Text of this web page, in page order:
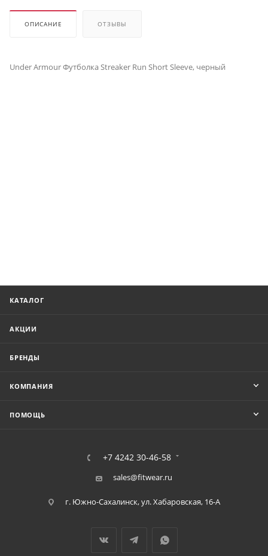
ОПИСАНИЕ ОТЗЫВЫ
Under Armour Футболка Streaker Run Short Sleeve, черный
КАТАЛОГ
АКЦИИ
БРЕНДЫ
КОМПАНИЯ
ПОМОЩЬ
+7 4242 30-46-58
sales@fitwear.ru
г. Южно-Сахалинск, ул. Хабаровская, 16-А